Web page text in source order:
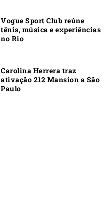
Vogue Sport Club reúne
tênis, música e experiências
no Rio
Carolina Herrera traz
ativação 212 Mansion a São
Paulo